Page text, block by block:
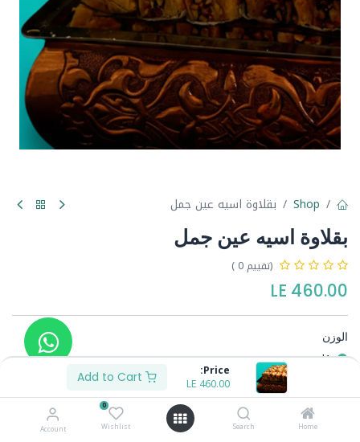
Price:
460.00
LE
Home
Search
0
Wishlist
Account
Shop بقلاوة اسيه عين جمل
بقلاوة اسيه عين جمل
(تقييم 0 )
460.00
الوزن
1ك
-
230.00